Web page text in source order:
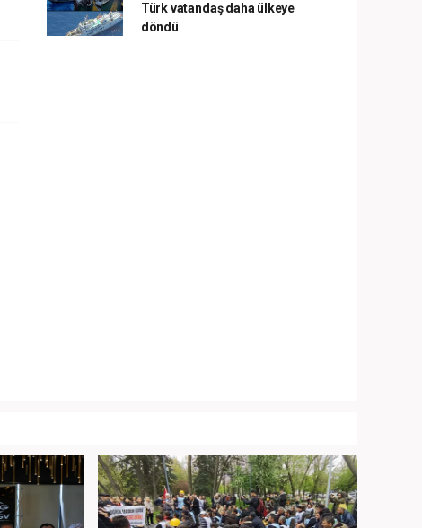
Türk vatandaş daha ülkeye
döndü